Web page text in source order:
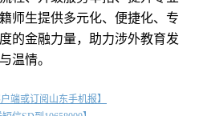
师生提供多元化、便捷化、专
的金融力量，助力涉外教育发
温情。
端或订阅山东手机报】